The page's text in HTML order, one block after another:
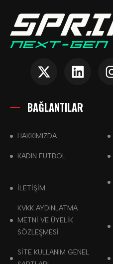
BAĞLANTILAR
HAKKIMIZDA
KADIN FUTBOL
İLETİŞİM
KVKK AYDINLATMA
METNI VE ÜYELIK
SÖZLEŞMESI
SITE KULLANIM GENEL